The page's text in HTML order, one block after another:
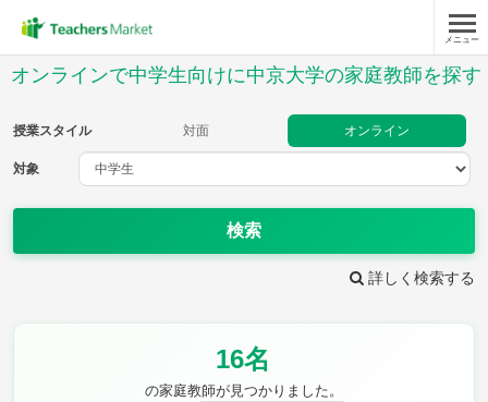
メニュー
オンラインで中学生向けに中京大学の家庭教師を探す
授業スタイル 対面 オンライン
対象
検索
詳しく検索する
16名
の家庭教師が見つかりました。
教科
音楽